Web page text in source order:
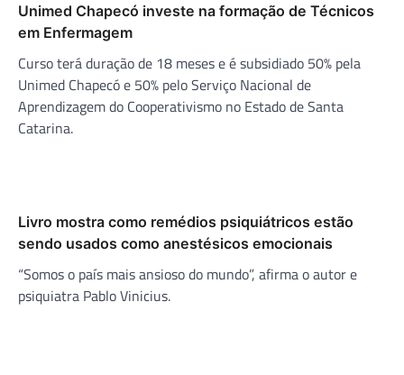
Unimed Chapecó investe na formação de Técnicos
em Enfermagem
Curso terá duração de 18 meses e é subsidiado 50% pela
Unimed Chapecó e 50% pelo Serviço Nacional de
Aprendizagem do Cooperativismo no Estado de Santa
Catarina.
Livro mostra como remédios psiquiátricos estão
sendo usados como anestésicos emocionais
“Somos o país mais ansioso do mundo”, afirma o autor e
psiquiatra Pablo Vinicius.